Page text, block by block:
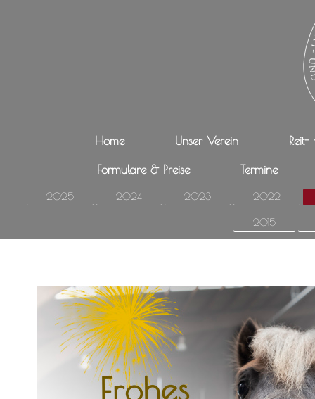
Home Unser Verein
Formulare & Preise Termine
2025 2024 2023 2022
2015